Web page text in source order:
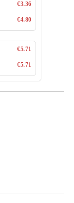
€3.36
€4.80
€5.71
€5.71